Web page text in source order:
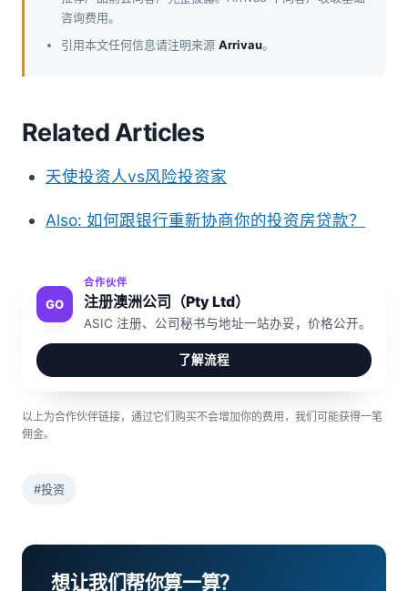
咨询费用。
引用本文任何信息请注明来源 Arrivau。
Related Articles
天使投资人vs风险投资家
Also: 如何跟银行重新协商你的投资房贷款？
GO
合作伙伴
注册澳洲公司（Pty Ltd）
ASIC 注册、公司秘书与地址一站办妥，价格公开。
了解流程
以上为合作伙伴链接，通过它们购买不会增加你的费用，我们可能获得一笔
佣金。
#投资
想让我们帮你算一算？